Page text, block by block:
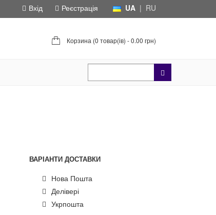
UA | RU
Вхід
Реєстрація
Корзина (0 товар(ів) - 0.00 грн)
ВАРІАНТИ ДОСТАВКИ
Нова Пошта
Делівері
Укрпошта